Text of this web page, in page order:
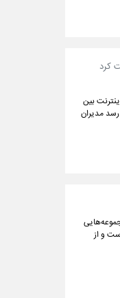
کرد
و ۴۰ روزه، محدودیت در اینترنت بین
رسد مدیران
و از